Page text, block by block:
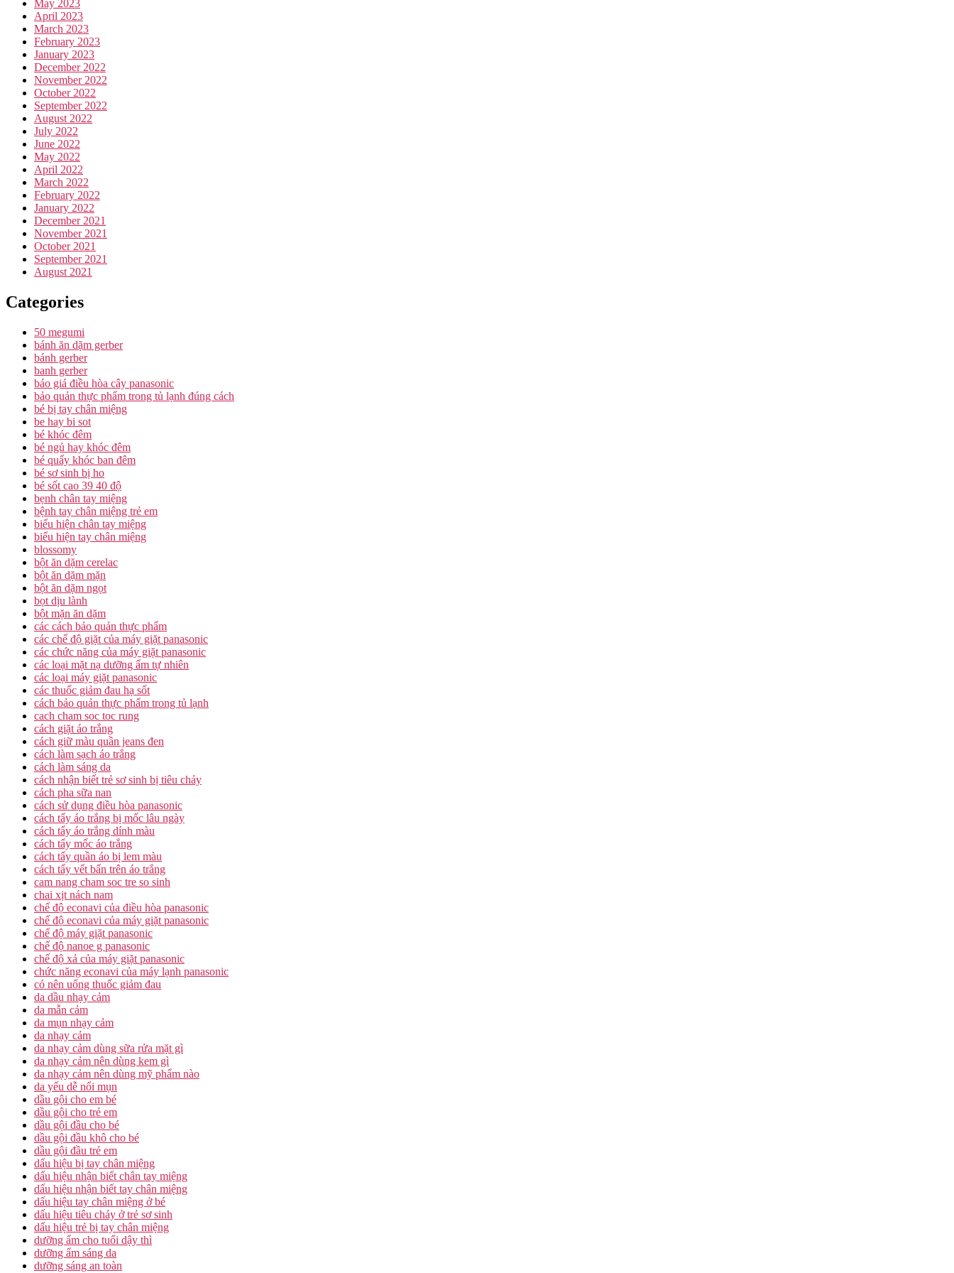
May 2023
April 2023
March 2023
February 2023
January 2023
December 2022
November 2022
October 2022
September 2022
August 2022
July 2022
June 2022
May 2022
April 2022
March 2022
February 2022
January 2022
December 2021
November 2021
October 2021
September 2021
August 2021
Categories
50 megumi
bánh ăn dặm gerber
bánh gerber
banh gerber
báo giá điều hòa cây panasonic
bảo quản thực phẩm trong tủ lạnh đúng cách
bé bị tay chân miệng
be hay bi sot
bé khóc đêm
bé ngủ hay khóc đêm
bé quấy khóc ban đêm
bé sơ sinh bị ho
bé sốt cao 39 40 độ
bẹnh chân tay miệng
bệnh tay chân miệng trẻ em
biểu hiện chân tay miệng
biểu hiện tay chân miệng
blossomy
bột ăn dặm cerelac
bột ăn dặm mặn
bột ăn dặm ngọt
bọt dịu lành
bột mặn ăn dặm
các cách bảo quản thực phẩm
các chế độ giặt của máy giặt panasonic
các chức năng của máy giặt panasonic
các loại mặt nạ dưỡng ẩm tự nhiên
các loại máy giặt panasonic
các thuốc giảm đau hạ sốt
cách bảo quản thực phẩm trong tủ lạnh
cach cham soc toc rung
cách giặt áo trắng
cách giữ màu quần jeans đen
cách làm sạch áo trắng
cách làm sáng da
cách nhận biết trẻ sơ sinh bị tiêu chảy
cách pha sữa nan
cách sử dụng điều hòa panasonic
cách tẩy áo trắng bị mốc lâu ngày
cách tẩy áo trắng dính màu
cách tẩy mốc áo trắng
cách tẩy quần áo bị lem màu
cách tẩy vết bẩn trên áo trắng
cam nang cham soc tre so sinh
chai xịt nách nam
chế độ econavi của điều hòa panasonic
chế độ econavi của máy giặt panasonic
chế độ máy giặt panasonic
chế độ nanoe g panasonic
chế độ xả của máy giặt panasonic
chức năng econavi của máy lạnh panasonic
có nên uống thuốc giảm đau
da dầu nhạy cảm
da mẫn cảm
da mụn nhạy cảm
da nhạy cảm
da nhạy cảm dùng sữa rửa mặt gì
da nhạy cảm nên dùng kem gì
da nhạy cảm nên dùng mỹ phẩm nào
da yếu dễ nổi mụn
dầu gội cho em bé
dầu gội cho trẻ em
dầu gội đầu cho bé
dầu gội đầu khô cho bé
dầu gội đầu trẻ em
dấu hiệu bị tay chân miệng
dấu hiệu nhận biết chân tay miệng
dấu hiệu nhận biết tay chân miệng
dấu hiệu tay chân miệng ở bé
dấu hiệu tiêu chảy ở trẻ sơ sinh
dấu hiệu trẻ bị tay chân miệng
dưỡng ẩm cho tuổi dậy thì
dưỡng ẩm sáng da
dưỡng sáng an toàn